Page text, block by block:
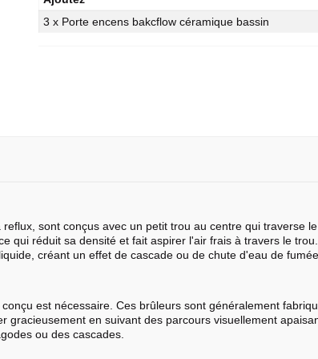
3 x Porte encens bakcflow céramique bassin
sont conçus avec un petit trou au centre qui traverse
qui réduit sa densité et fait aspirer l'air frais à travers le
créant un effet de cascade ou de chute d'eau de fumée.
est nécessaire. Ces brûleurs sont généralement
en suivant des parcours visuellement
ou des cascades.